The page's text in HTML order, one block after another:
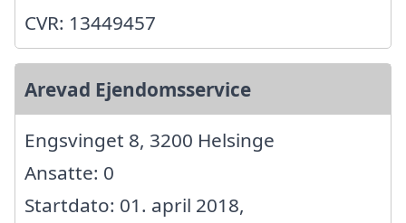
CVR: 13449457
Arevad Ejendomsservice
Engsvinget 8, 3200 Helsinge
Ansatte: 0
Startdato: 01. april 2018,